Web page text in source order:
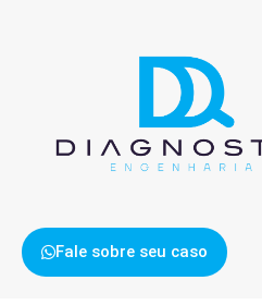
Fale sobre seu caso